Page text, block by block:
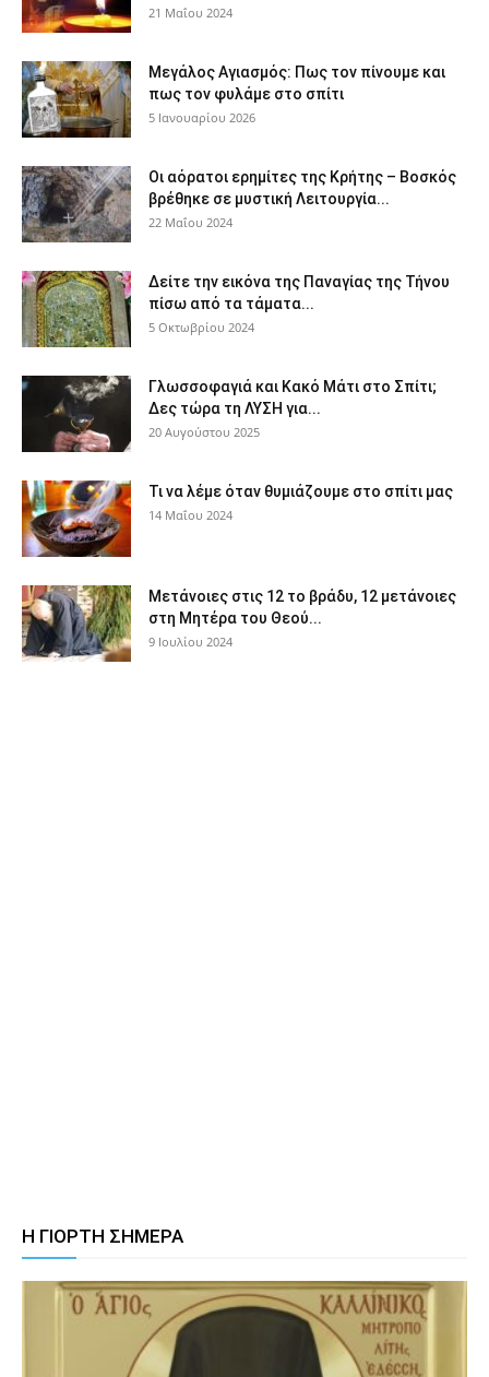
21 Μαΐου 2024
Μεγάλος Αγιασμός: Πως τον πίνουμε και
πως τον φυλάμε στο σπίτι
5 Ιανουαρίου 2026
Οι αόρατοι ερημίτες της Κρήτης – Βοσκός
βρέθηκε σε μυστική Λειτουργία...
22 Μαΐου 2024
Δείτε την εικόνα της Παναγίας της Τήνου
πίσω από τα τάματα...
5 Οκτωβρίου 2024
Γλωσσοφαγιά και Κακό Μάτι στο Σπίτι;
Δες τώρα τη ΛΥΣΗ για...
20 Αυγούστου 2025
Τι να λέμε όταν θυμιάζουμε στο σπίτι μας
14 Μαΐου 2024
Μετάνοιες στις 12 το βράδυ, 12 μετάνοιες
στη Μητέρα του Θεού...
9 Ιουλίου 2024
Η ΓΙΟΡΤΗ ΣΗΜΕΡΑ